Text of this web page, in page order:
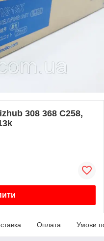
308 368 C258,
Оплата Умови